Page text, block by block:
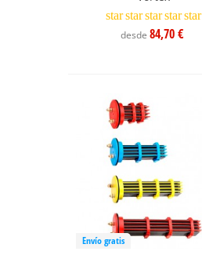
starstarstarstarstar
desde 84,70 €
Envío gratis